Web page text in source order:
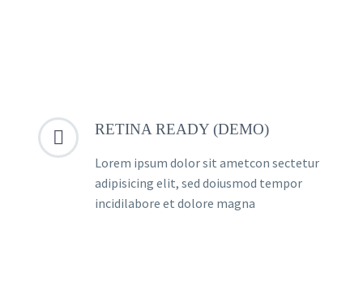

 RETINA READY (DEMO)
Lorem ipsum dolor sit ametcon sectetur
adipisicing elit, sed doiusmod tempor
incidilabore et dolore magna